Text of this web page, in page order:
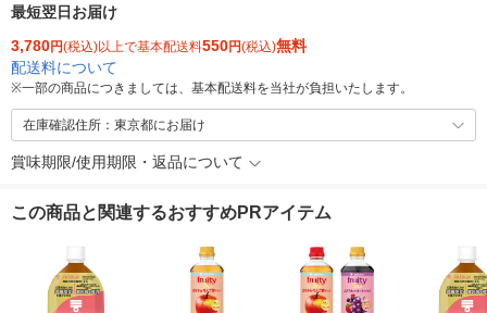
最短翌日お届け
3,780円(税込)以上で基本配送料550円(税込)無料
配送料について
※一部の商品につきましては、基本配送料を当社が負担いたします。
在庫確認住所：東京都にお届け
賞味期限/使用期限・返品について
この商品と関連するおすすめPRアイテム